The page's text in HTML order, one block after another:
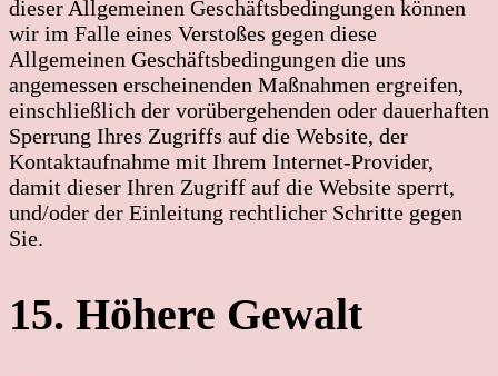
dieser Allgemeinen Geschäftsbedingungen können
wir im Falle eines Verstoßes gegen diese
Allgemeinen Geschäftsbedingungen die uns
angemessen erscheinenden Maßnahmen ergreifen,
einschließlich der vorübergehenden oder dauerhaften
Sperrung Ihres Zugriffs auf die Website, der
Kontaktaufnahme mit Ihrem Internet-Provider,
damit dieser Ihren Zugriff auf die Website sperrt,
und/oder der Einleitung rechtlicher Schritte gegen
Sie.
15. Höhere Gewalt